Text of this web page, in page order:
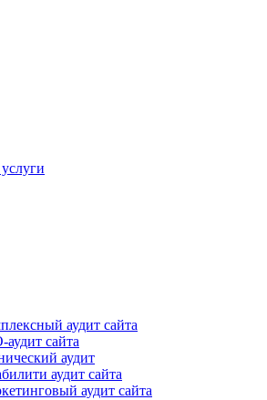
аудит сайта
аудит сайта
аудит
аудит сайта
аудит сайта